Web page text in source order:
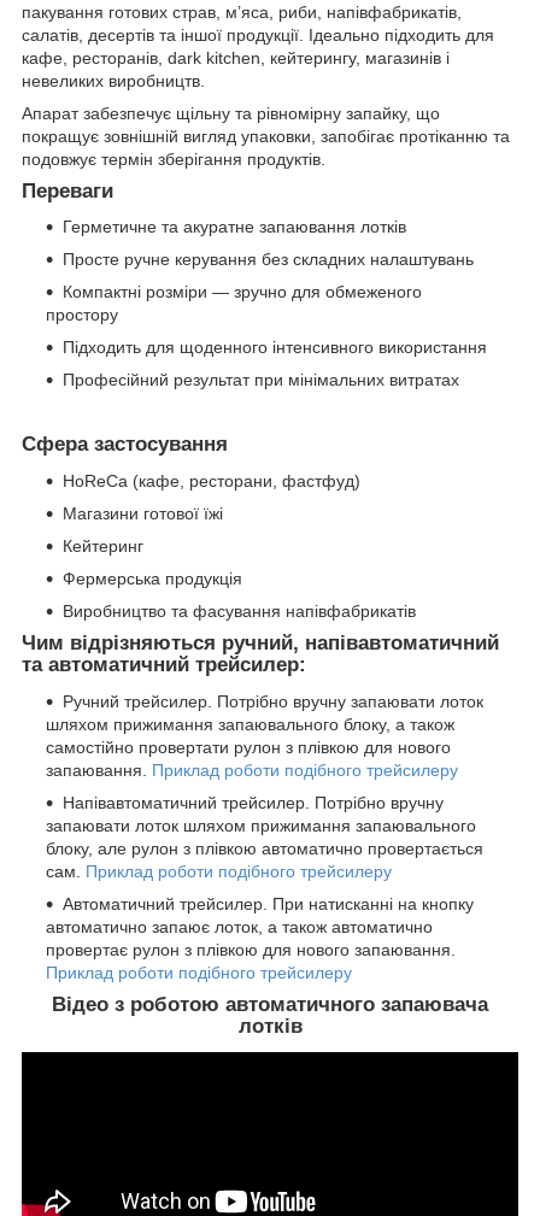
пакування готових страв, м’яса, риби, напівфабрикатів,
салатів, десертів та іншої продукції. Ідеально підходить для
кафе, ресторанів, dark kitchen, кейтерингу, магазинів і
невеликих виробництв.
Апарат забезпечує щільну та рівномірну запайку, що
покращує зовнішній вигляд упаковки, запобігає протіканню та
подовжує термін зберігання продуктів.
Переваги
Герметичне та акуратне запаювання лотків
Просте ручне керування без складних налаштувань
Компактні розміри — зручно для обмеженого
простору
Підходить для щоденного інтенсивного використання
Професійний результат при мінімальних витратах
Сфера застосування
HoReCa (кафе, ресторани, фастфуд)
Магазини готової їжі
Кейтеринг
Фермерська продукція
Виробництво та фасування напівфабрикатів
Чим відрізняються ручний, напівавтоматичний
та автоматичний трейсилер:
Ручний трейсилер. Потрібно вручну запаювати лоток
шляхом прижимання запаювального блоку, а також
самостійно провертати рулон з плівкою для нового
запаювання. Приклад роботи подібного трейсилеру
Напівавтоматичний трейсилер. Потрібно вручну
запаювати лоток шляхом прижимання запаювального
блоку, але рулон з плівкою автоматично провертається
сам. Приклад роботи подібного трейсилеру
Автоматичний трейсилер. При натисканні на кнопку
автоматично запаює лоток, а також автоматично
провертає рулон з плівкою для нового запаювання.
Приклад роботи подібного трейсилеру
Відео з роботою автоматичного запаювача
лотків